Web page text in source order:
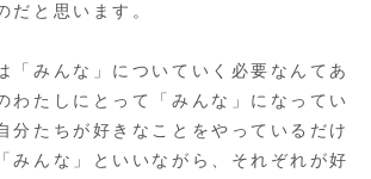
だと思います。
「みんな」についていく必要なんてあ
わたしにとって「みんな」になってい
分たちが好きなことをやっているだけ
みんな」といいながら、それぞれが好